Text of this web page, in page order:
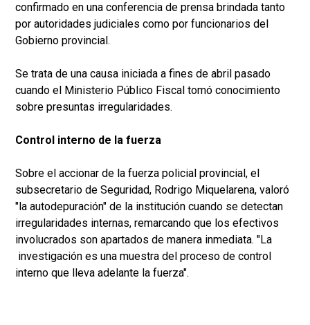
confirmado en una conferencia de prensa brindada tanto
por autoridades judiciales como por funcionarios del
Gobierno provincial.
Se trata de una causa iniciada a fines de abril pasado
cuando el Ministerio Público Fiscal tomó conocimiento
sobre presuntas irregularidades.
Control interno de la fuerza
Sobre el accionar de la fuerza policial provincial, el
subsecretario de Seguridad, Rodrigo Miquelarena, valoró
"la autodepuración" de la institución cuando se detectan
irregularidades internas, remarcando que los efectivos
involucrados son apartados de manera inmediata. "La
investigación es una muestra del proceso de control
interno que lleva adelante la fuerza".